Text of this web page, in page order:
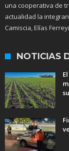
una cooperativa de
actualidad la
Camiscia, Elías
NOTICIAS